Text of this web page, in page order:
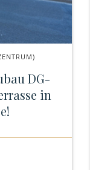
DG-
in